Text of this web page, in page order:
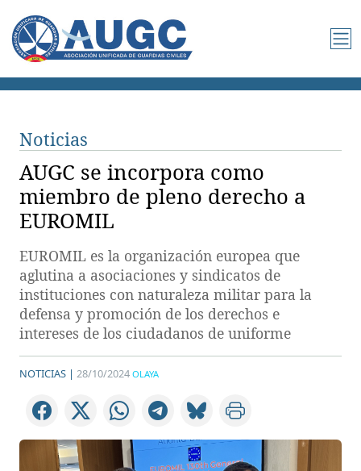
Noticias
AUGC se incorpora como
miembro de pleno derecho a
EUROMIL
EUROMIL es la organización europea que
aglutina a asociaciones y sindicatos de
instituciones con naturaleza militar para la
defensa y promoción de los derechos e
intereses de los ciudadanos de uniforme
NOTICIAS | 28/10/2024 OLAYA